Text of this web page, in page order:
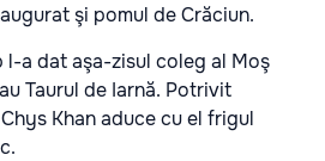
şi pomul de Crăciun.
l-a dat aşa-zisul coleg al Moş
Taurul de Iarnă. Potrivit
Khan aduce cu el frigul